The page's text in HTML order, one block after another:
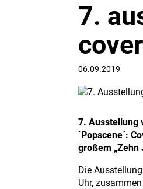
7.
06.09.2019
7. Ausstellung
`Popscene´:
großem „Zehn
Die
Uhr,